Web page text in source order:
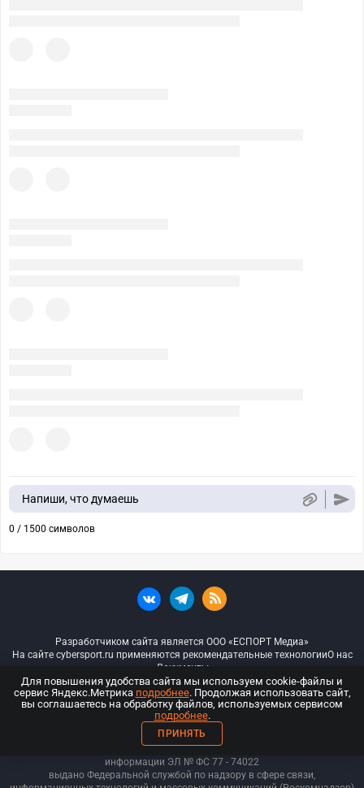
Напиши, что думаешь
0 / 1500 символов
Разработчиком сайта является ООО «ЕСПОРТ Медиа»
На сайте cybersport.ru применяются рекомендательные технологииО нас
Документы
© ООО «Киберспорт.ру» — Все права защищены
18+
ООО «Киберспорт.ру». Свидетельство о регистрации средств массовой
информации ЭЛ № ФС 77 - 74022
выдано Федеральной службой по надзору в сфере связи,
Для повышения удобства сайта мы используем cookie-файлы и
сервис Яндекс.Метрика подробнее. Продолжая использовать сайт,
вы соглашаетесь на обработку файлов, используемых сервисом
подробнее.
ПРИНЯТЬ